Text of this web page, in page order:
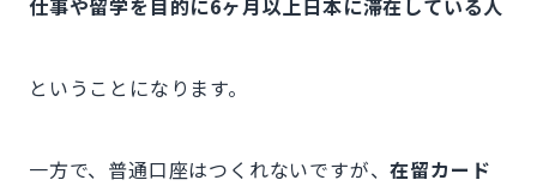
仕事や留学を目的に6ヶ月以上日本に滞在している人
ということになります。
一方で、普通口座はつくれないですが、在留カード